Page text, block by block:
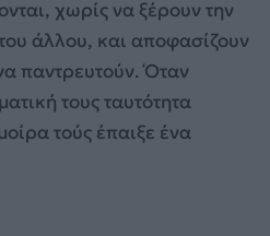
χωρίς να ξέρουν την
άλλου, και αποφασίζουν
παντρευτούν. Όταν
τους ταυτότητα
τούς έπαιξε ένα